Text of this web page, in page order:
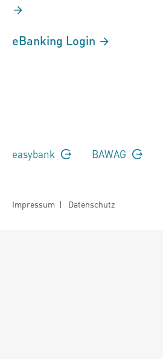
eBanking Login
easybank BAWAG
Impressum | Datenschutz